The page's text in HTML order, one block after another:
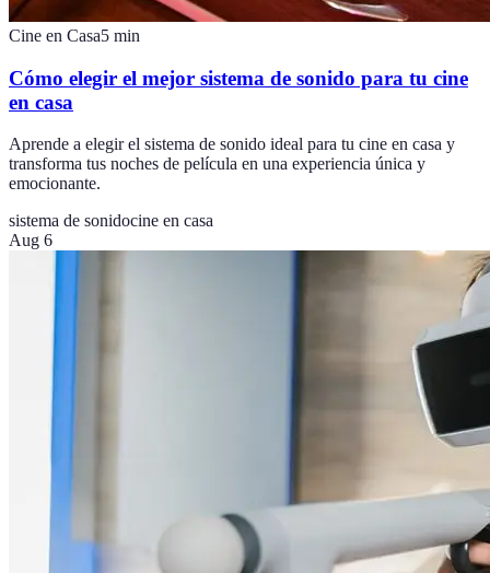
Cine en Casa5 min
Cómo elegir el mejor sistema de sonido para tu cine
en casa
Aprende a elegir el sistema de sonido ideal para tu cine en casa y
transforma tus noches de película en una experiencia única y
emocionante.
sistema de sonidocine en casa
Aug 6